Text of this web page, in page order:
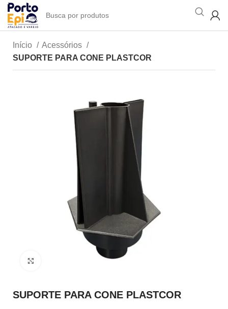
Início
Acessórios
SUPORTE PARA CONE PLASTCOR
Clique para ampliar
SUPORTE PARA CONE PLASTCOR